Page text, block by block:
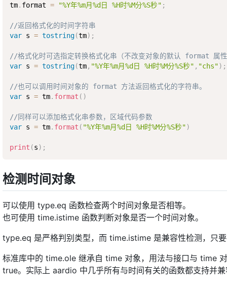
tm. format = "%Y年%m月%d日 %H时%M分%S秒" ;
//返回格式化的时间字符串
var s = tostring(tm) ;
//格式化时可选指定转换格式化串（不改变对象的默认 format 属
var s = tostring(tm, "%Y年%m月%d日 %H时%M分%S秒" , "chs") ;
//也可以调用时间对象的 format 方法返回格式化的字符串。
var s = tm. format ( )
//同样可以添加格式化串参数，区域代码参数
var s = tm. format ( "%Y年%m月%d日 %H时%M分%S秒")
print (s) ;
检测时间对象
可以使用 type.eq 函数检查两个时间对象是否相等。
也可使用 time.istime 函数判断对象是否一个时间对象。
type.eq 是严格判别类型，而 time.istime 是兼容性检测，只
标准库中的 time.ole 继承自 time 对象，用法与接口与 time
true。实际上 aardio 中几乎所有与时间有关的函数都支持并